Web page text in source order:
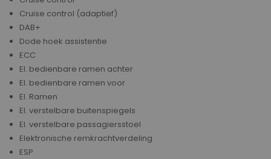
Cruise control (adaptief)
DAB+
Dode hoek assistentie
ECC
El. bedienbare ramen achter
El. bedienbare ramen voor
El. Ramen
El. verstelbare buitenspiegels
El. verstelbare passagiersstoel
Elektronische remkrachtverdeling
ESP